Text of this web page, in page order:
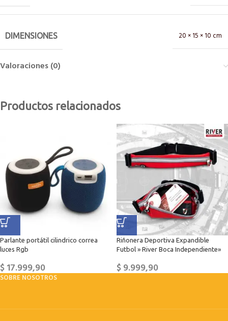
DIMENSIONES 20 × 15 × 10 cm
Valoraciones (0)
Productos relacionados
Parlante portátil cilindrico correa
luces Rgb
$17.999,90
Riñonera Deportiva Expandible
Futbol » River Boca Independiente»
$9.999,90
SOBRE NOSOTROS